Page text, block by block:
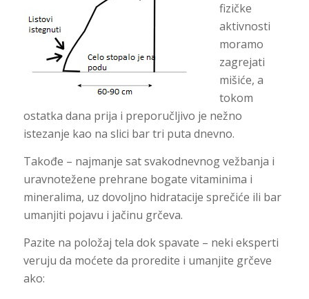
fizičke
aktivnosti
moramo
zagrejati
mišiće, a
tokom
ostatka dana prija i preporučljivo je nežno
istezanje kao na slici bar tri puta dnevno.
Takođe – najmanje sat svakodnevnog vežbanja i
uravnotežene prehrane bogate vitaminima i
mineralima, uz dovoljno hidratacije sprečiće ili bar
umanjiti pojavu i jačinu grčeva.
Pazite na položaj tela dok spavate – neki eksperti
veruju da moćete da proredite i umanjite grčeve
ako: